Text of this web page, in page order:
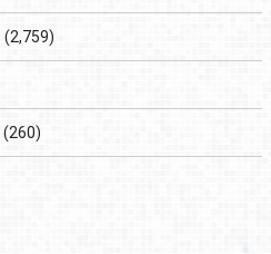
(2,759)
(260)